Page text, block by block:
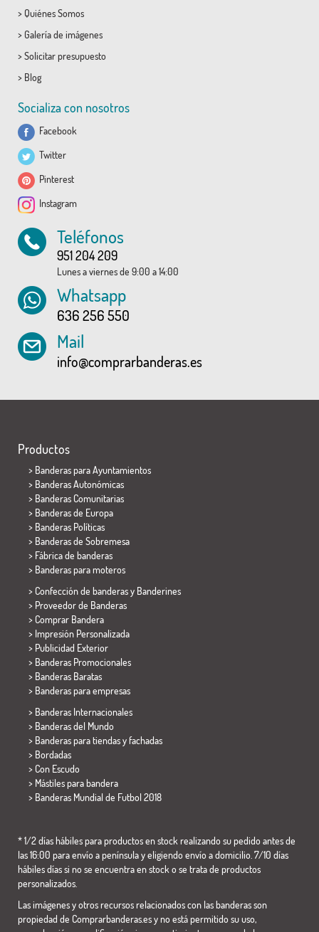
> Quiénes Somos
> Galería de imágenes
> Solicitar presupuesto
> Blog
Socializa con nosotros
Facebook
Twitter
Pinterest
Instagram
Teléfonos
951 204 209
Lunes a viernes de 9:00 a 14:00
Whatsapp
636 256 550
Mail
info@comprarbanderas.es
Productos
> Banderas para Ayuntamientos
> Banderas Autonómicas
> Banderas Comunitarias
> Banderas de Europa
> Banderas Políticas
> Banderas de Sobremesa
> Fábrica de banderas
> Banderas para moteros
> Confección de banderas y Banderines
> Proveedor de Banderas
> Comprar Bandera
> Impresión Personalizada
> Publicidad Exterior
> Banderas Promocionales
> Banderas Baratas
> Banderas para empresas
> Banderas Internacionales
> Banderas del Mundo
> Banderas para tiendas y fachadas
> Bordadas
> Con Escudo
> Mástiles para bandera
> Banderas Mundial de Futbol 2018
* 1/2 días hábiles para productos en stock realizando su pedido antes de
las 16:00 para envío a península y eligiendo envío a domicilio. 7/10 días
hábiles días si no se encuentra en stock o se trata de productos
personalizados.
Las imágenes y otros recursos relacionados con las banderas son
propiedad de Comprarbanderas.es y no está permitido su uso,